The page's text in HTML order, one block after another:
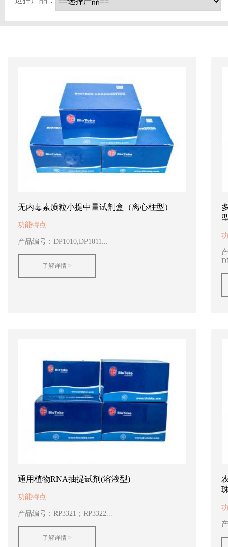
无内毒素质粒小提中量试剂盒（离心柱型）
功能特点
产品编号：DP1010,DP1011...
了解详情 >
通用植物RNA抽提试剂(溶液型)
功能特点
产品编号：RP3321；RP3322...
了解详情 >